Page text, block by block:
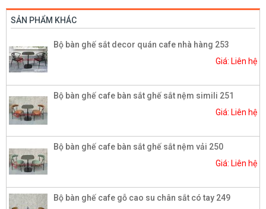
SẢN PHẨM KHÁC
Bộ bàn ghế sắt decor quán cafe nhà hàng 253
Giá: Liên hệ
Bộ bàn ghế cafe bàn sắt ghế sắt nệm simili 251
Giá: Liên hệ
Bộ bàn ghế cafe bàn sắt ghế sắt nệm vải 250
Giá: Liên hệ
Bộ bàn ghế cafe gỗ cao su chân sắt có tay 249